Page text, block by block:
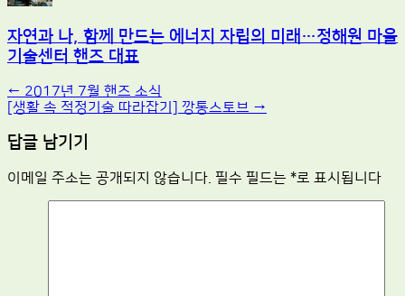
자연과 나, 함께 만드는 에너지 자립의 미래…정해원 마을
기술센터 핸즈 대표
Post
navigation
← 2017년 7월 핸즈 소식
[생활 속 적정기술 따라잡기] 깡통스토브 →
답글 남기기
이메일 주소는 공개되지 않습니다. 필수 필드는 *로 표시됩니다